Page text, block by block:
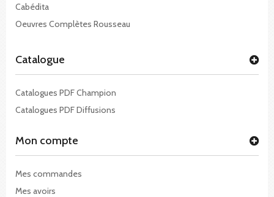
Cabédita
Oeuvres Complètes Rousseau
Catalogue
Catalogues PDF Champion
Catalogues PDF Diffusions
Mon compte
Mes commandes
Mes avoirs